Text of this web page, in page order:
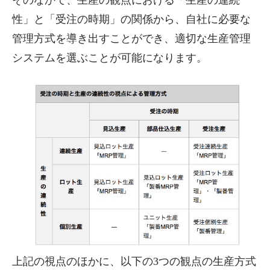
性」と「受注の時期」の関係から、自社に必要な
管理方式を導き出すことができ、適切な生産管理
システムを選ぶことが可能になります。
上記の視点のほかに、以下の3つの観点の生産方式